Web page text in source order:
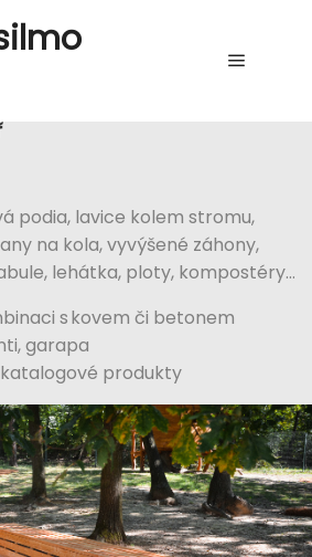
podia, lavice kolem stromu,
na kola,vyvýšené záhony,
lehátka, ploty, kompostéry…
s kovem či betonem
garapa
produkty